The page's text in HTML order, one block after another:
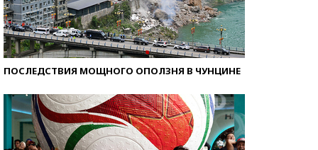
ПОСЛЕДСТВИЯ МОЩНОГО ОПОЛЗНЯ В ЧУНЦИНЕ